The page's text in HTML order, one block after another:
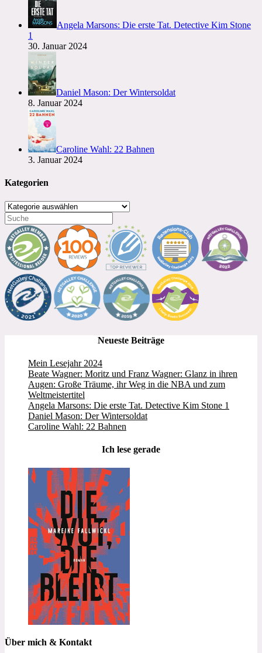
Angela Marsons: Die erste Tat. Detective Kim Stone
1
30. Januar 2024
Daniel Mason: Der Wintersoldat
8. Januar 2024
Caroline Wahl: 22 Bahnen
3. Januar 2024
Kategorien
Kategorien
Neueste Beiträge
Mein Lesejahr 2024
Beate Wagner: Moritz und Franz Wagner: Glanz in ihren
Augen: Große Träume, ihr Weg in die NBA und zum
Weltmeistertitel
Angela Marsons: Die erste Tat. Detective Kim Stone 1
Daniel Mason: Der Wintersoldat
Caroline Wahl: 22 Bahnen
Ich lese gerade
Über mich & Kontakt